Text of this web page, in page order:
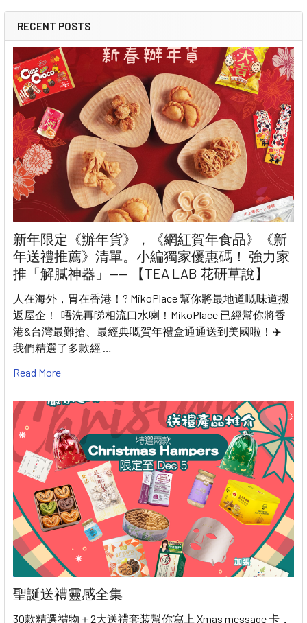
RECENT POSTS
新年限定《辦年貨》，《網紅賀年食品》《新
年送禮推薦》清單。小編獨家優惠碼！ 強力家
推「解膩神器」—— 【TEA LAB 花研草說】
人在海外，胃在香港！? MikoPlace 幫你將最地道嘅味道搬
返屋企！ 唔洗再睇相流口水喇！MikoPlace 已經幫你將香
港&台灣最難搶、最經典嘅賀年禮盒通通送到美國啦！✈️
我們精選了多款經 …
Read More
聖誕送禮靈感全集
30款精選禮物＋2大送禮套装幫你寫上 Xmas message 卡，